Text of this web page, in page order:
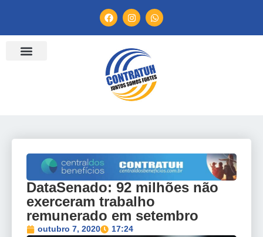
DataSenado: 92 milhões não
exerceram trabalho
remunerado em setembro
outubro 7, 2020 17:24